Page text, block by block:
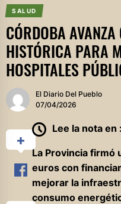
SALUD
CÓRDOBA
HISTÓRICA PARA
HOSPITALES
El Diario Del Pueblo
07/04/2026
Lee la nota en :
La Provincia firmó
euros con
mejorar la
consumo